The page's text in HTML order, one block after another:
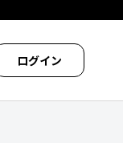
ログイン